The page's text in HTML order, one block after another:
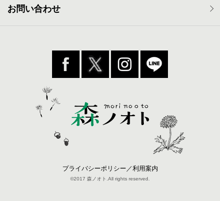
お問い合わせ
プライバシーポリシー／利用案内
©2017 森ノオト.All rights reserved.